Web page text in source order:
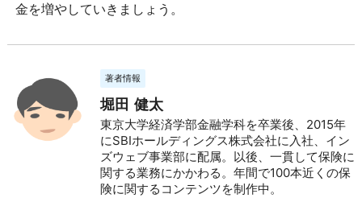
金を増やしていきましょう。
著者情報
堀田 健太
東京大学経済学部金融学科を卒業後、2015年
にSBIホールディングス株式会社に入社、イン
ズウェブ事業部に配属。以後、一貫して保険に
関する業務にかかわる。年間で100本近くの保
険に関するコンテンツを制作中。